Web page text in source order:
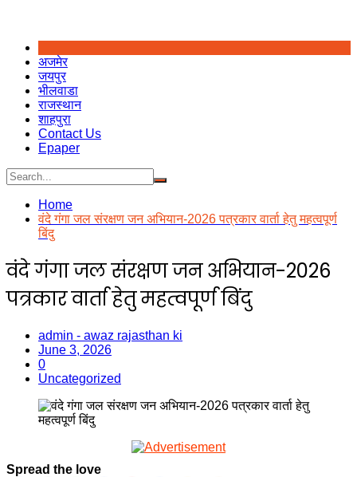
अजमेर
जयपुर
भीलवाडा
राजस्थान
शाहपुरा
Contact Us
Epaper
Home
वंदे गंगा जल संरक्षण जन अभियान-2026 पत्रकार वार्ता हेतु महत्वपूर्ण
बिंदु
वंदे गंगा जल संरक्षण जन अभियान-2026
पत्रकार वार्ता हेतु महत्वपूर्ण बिंदु
admin - awaz rajasthan ki
June 3, 2026
0
Uncategorized
Spread the love